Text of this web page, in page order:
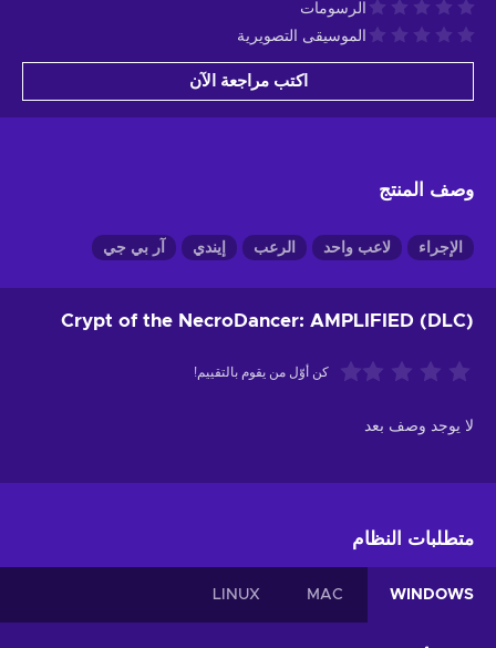
الرسومات
الموسيقى التصويرية
اكتب مراجعة الآن
وصف المنتج
الإجراء لاعب واحد الرعب إيندي آر بي جي
Crypt of the NecroDancer: AMPLIFIED (DLC)
كن أوّل من يقوم بالتقييم!
لا يوجد وصف بعد
متطلبات النظام
WINDOWS
MAC
LINUX